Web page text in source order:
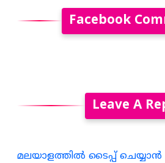
Facebook
Leave A
മലയാളത്തില്‍ ടൈപ്പ് ചെയ്യാന്‍